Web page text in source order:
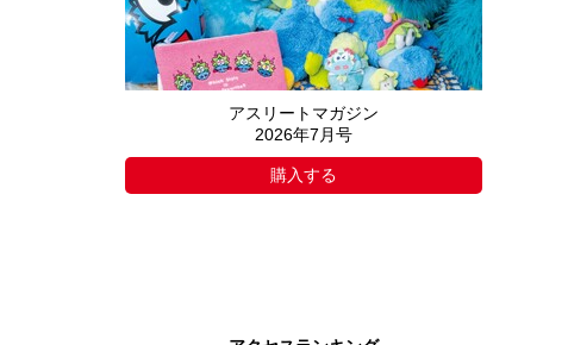
アスリートマガジン
2026年7月号
購入する